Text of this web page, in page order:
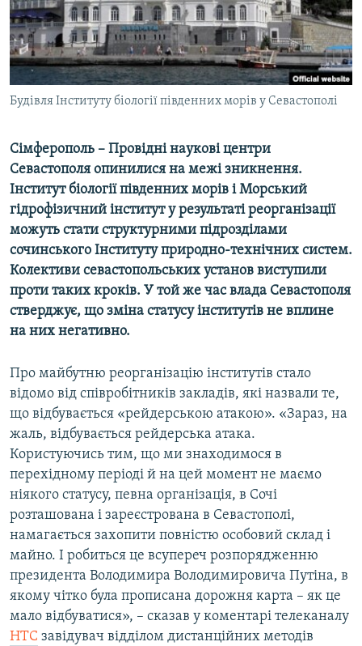
ВІДЕОУРОКИ «ELIFBE»
СВІДЧЕННЯ ОКУПАЦІЇ
УКРАЇНСЬКА ПРОБЛЕМА КРИМУ
ІНФОГРАФІКА
Русский
Qırımtatar
ДОЛУЧАЙСЯ!
Усі сайти RFE/RL
Будівля Інституту біології південних морів у Севастополі
Сімферополь – Провідні наукові центри
Севастополя опинилися на межі зникнення.
Інститут біології південних морів і Морський
гідрофізичний інститут у результаті реорганізації
можуть стати структурними підрозділами
сочинського Інституту природно-технічних систем.
Колективи севастопольських установ виступили
проти таких кроків. У той же час влада Севастополя
стверджує, що зміна статусу інститутів не вплине
на них негативно.
Про майбутню реорганізацію інститутів стало
відомо від співробітників закладів, які назвали те,
що відбувається «рейдерською атакою». «Зараз, на
жаль, відбувається рейдерська атака.
Користуючись тим, що ми знаходимося в
перехідному періоді й на цей момент не маємо
ніякого статусу, певна організація, в Сочі
розташована і зареєстрована в Севастополі,
намагається захопити повністю особовий склад і
майно. І робиться це всупереч розпорядженню
президента Володимира Володимировича Путіна, в
якому чітко була прописана дорожня карта – як це
мало відбуватися», – сказав у коментарі телеканалу
НТС завідувач відділом дистанційних методів